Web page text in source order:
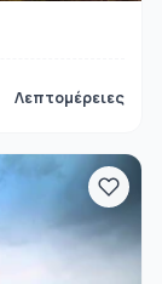
Λεπτομέρειες